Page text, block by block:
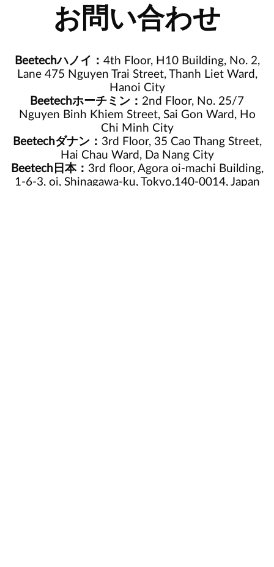
お問い合わせ
Beetechハノイ： 4th Floor, H10 Building, No. 2,
Lane 475 Nguyen Trai Street, Thanh Liet Ward,
Hanoi City
Beetechホーチミン： 2nd Floor, No. 25/7
Nguyen Binh Khiem Street, Sai Gon Ward, Ho
Chi Minh City
Beetechダナン： 3rd Floor, 35 Cao Thang Street,
Hai Chau Ward, Da Nang City
Beetech日本： 3rd floor, Agora oi-machi Building,
1-6-3, oi, Shinagawa-ku, Tokyo,140-0014, Japan